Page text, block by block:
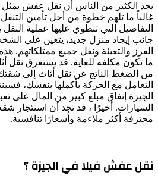
يجد الكثير من الناس أن نقل عفش يمثل
غالباً ما تلهم خطوة من أجل تأمين
التفاصيل التي تنطوي عليها عملية
جانب إيجاد منزل جديد، يتعين على
الفرز والتعبئة ونقل جميع ممتلكاتهم.
ما تكون مكلفة للغاية. قد يستغرق نقل
من الضغط الناتج عن نقل أثاث إلى
التعامل مع الحركة بأكملها بنفسك،
الجيزة إنفاق مبلغ كبير من المال على
السيارات. أخيرًا ، قد تجد أن استئجار
محترفة أكثر ملاءمة وأسعارًا تنافسية.
نقل عفش فيلا في الجيزة ؟